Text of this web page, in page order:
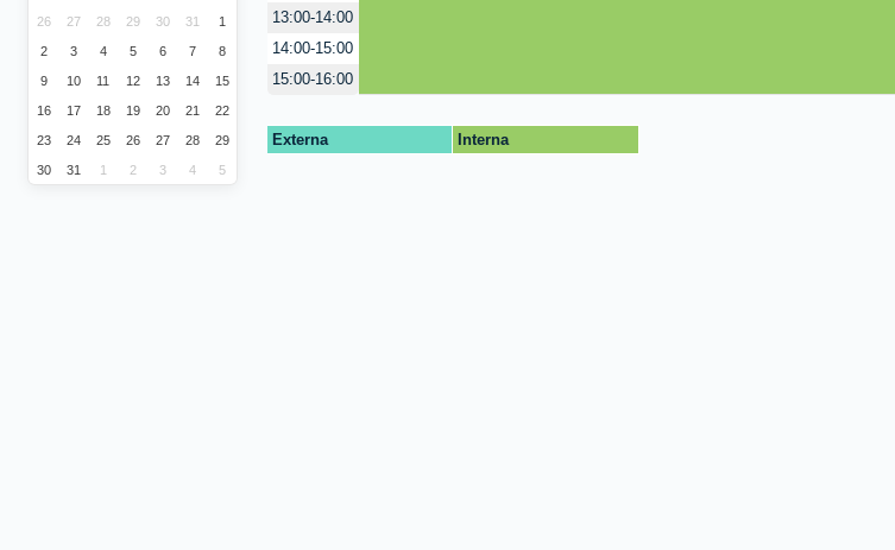
26 27 28 29 30 31 1
2 3 4 5 6 7 8
9 10 11 12 13 14 15
16 17 18 19 20 21 22
23 24 25 26 27 28 29
30 31 1 2 3 4 5
13:00-14:00
14:00-15:00
15:00-16:00
Externa Interna